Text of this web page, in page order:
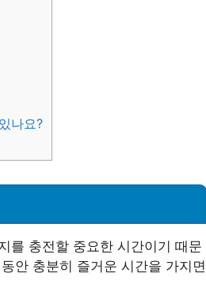
나요?
를 충전할 중요한 시간이기 때문
안 충분히 즐거운 시간을 가지면